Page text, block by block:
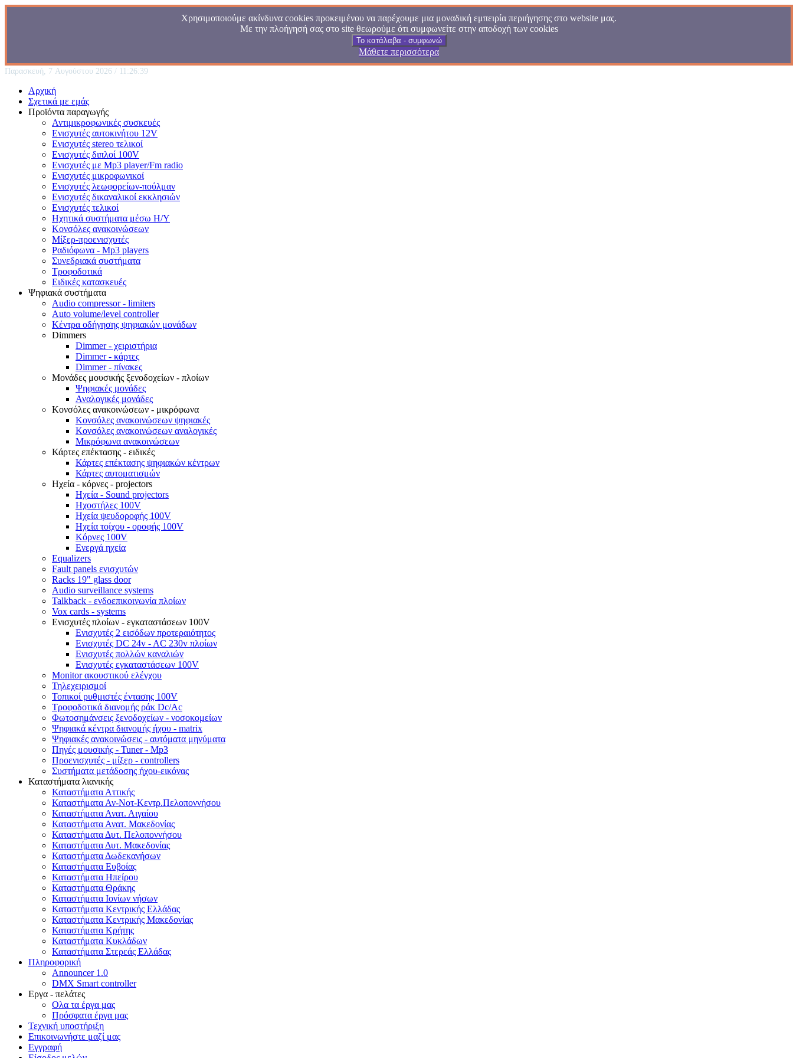
Χρησιμοποιούμε ακίνδυνα cookies προκειμένου να παρέχουμε μια μοναδική εμπειρία περιήγησης στο website μας.
Με την πλοήγησή σας στο site θεωρούμε ότι συμφωνείτε στην αποδοχή των cookies
Το κατάλαβα - συμφωνώ
Μάθετε περισσότερα
Παρασκευή, 7 Αυγούστου 2026 / 11:26:39
Αρχική
Σχετικά με εμάς
Προϊόντα παραγωγής
Αντιμικροφωνικές συσκευές
Ενισχυτές αυτοκινήτου 12V
Ενισχυτές stereo τελικοί
Ενισχυτές διπλοί 100V
Ενισχυτές με Mp3 player/Fm radio
Ενισχυτές μικροφωνικοί
Ενισχυτές λεωφορείων-πούλμαν
Ενισχυτές δικαναλικοί εκκλησιών
Ενισχυτές τελικοί
Ηχητικά συστήματα μέσω Η/Υ
Κονσόλες ανακοινώσεων
Μίξερ-προενισχυτές
Ραδιόφωνα - Mp3 players
Συνεδριακά συστήματα
Τροφοδοτικά
Ειδικές κατασκευές
Ψηφιακά συστήματα
Audio compressor - limiters
Auto volume/level controller
Κέντρα οδήγησης ψηφιακών μονάδων
Dimmers
Dimmer - χειριστήρια
Dimmer - κάρτες
Dimmer - πίνακες
Μονάδες μουσικής ξενοδοχείων - πλοίων
Ψηφιακές μονάδες
Αναλογικές μονάδες
Κονσόλες ανακοινώσεων - μικρόφωνα
Κονσόλες ανακοινώσεων ψηφιακές
Κονσόλες ανακοινώσεων αναλογικές
Μικρόφωνα ανακοινώσεων
Κάρτες επέκτασης - ειδικές
Κάρτες επέκτασης ψηφιακών κέντρων
Κάρτες αυτοματισμών
Ηχεία - κόρνες - projectors
Ηχεία - Sound projectors
Ηχοστήλες 100V
Ηχεία ψευδοροφής 100V
Ηχεία τοίχου - οροφής 100V
Κόρνες 100V
Ενεργά ηχεία
Equalizers
Fault panels ενισχυτών
Racks 19" glass door
Audio surveillance systems
Talkback - ενδοεπικοινωνία πλοίων
Vox cards - systems
Ενισχυτές πλοίων - εγκαταστάσεων 100V
Ενισχυτές 2 εισόδων προτεραιότητος
Ενισχυτές DC 24v - AC 230v πλοίων
Ενισχυτές πολλών καναλιών
Ενισχυτές εγκαταστάσεων 100V
Monitor ακουστικού ελέγχου
Τηλεχειρισμοί
Τοπικοί ρυθμιστές έντασης 100V
Τροφοδοτικά διανομής ράκ Dc/Ac
Φωτοσημάνσεις ξενοδοχείων - νοσοκομείων
Ψηφιακά κέντρα διανομής ήχου - matrix
Ψηφιακές ανακοινώσεις - αυτόματα μηνύματα
Πηγές μουσικής - Tuner - Mp3
Προενισχυτές - μίξερ - controllers
Συστήματα μετάδοσης ήχου-εικόνας
Καταστήματα λιανικής
Καταστήματα Αττικής
Καταστήματα Αν-Νοτ-Κεντρ.Πελοποννήσου
Καταστήματα Ανατ. Αιγαίου
Καταστήματα Ανατ. Μακεδονίας
Καταστήματα Δυτ. Πελοποννήσου
Καταστήματα Δυτ. Μακεδονίας
Καταστήματα Δωδεκανήσων
Καταστήματα Ευβοίας
Καταστήματα Ηπείρου
Καταστήματα Θράκης
Καταστήματα Ιονίων νήσων
Καταστήματα Κεντρικής Ελλάδας
Καταστήματα Κεντρικής Μακεδονίας
Καταστήματα Κρήτης
Καταστήματα Κυκλάδων
Καταστήματα Στερεάς Ελλάδας
Πληροφορική
Announcer 1.0
DMX Smart controller
Εργα - πελάτες
Ολα τα έργα μας
Πρόσφατα έργα μας
Τεχνική υποστήριξη
Επικοινωνήστε μαζί μας
Εγγραφή